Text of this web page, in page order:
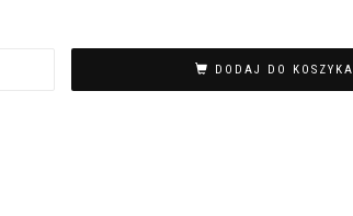
DODAJ DO KOSZYKA